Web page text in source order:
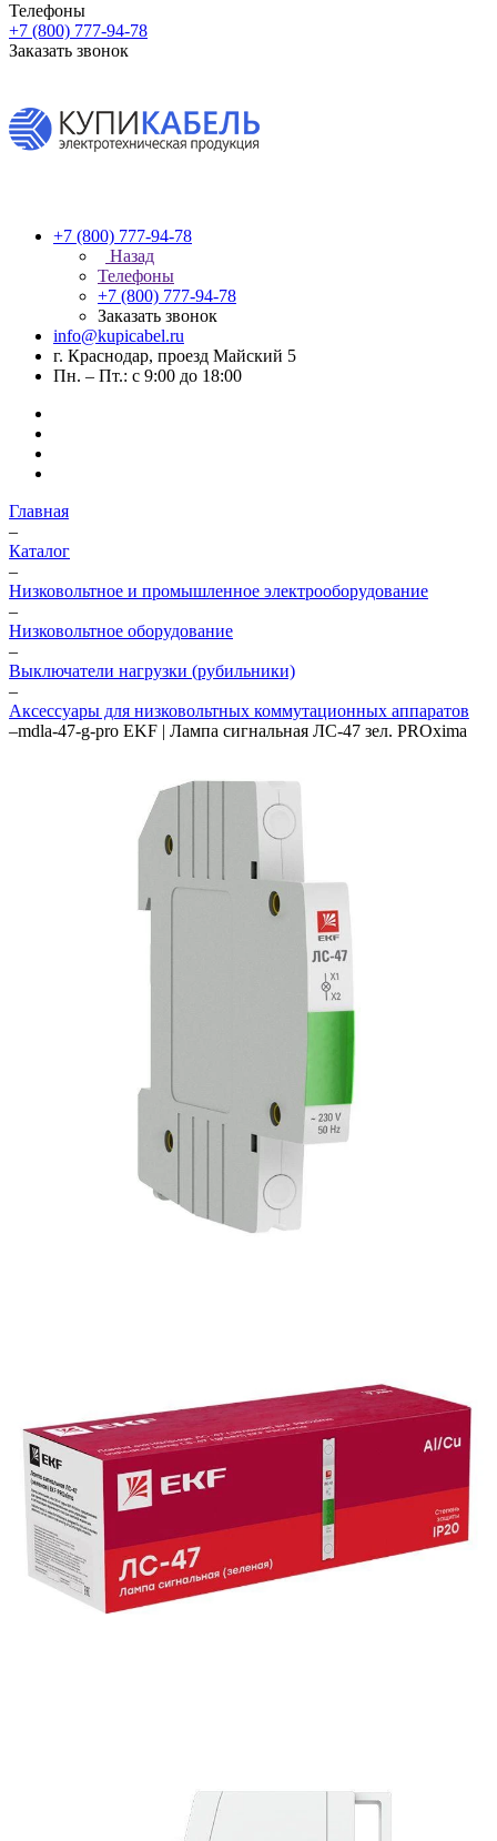
Телефоны
+7 (800) 777-94-78
Заказать звонок
+7 (800) 777-94-78
Назад
Телефоны
+7 (800) 777-94-78
Заказать звонок
info@kupicabel.ru
г. Краснодар, проезд Майский 5
Пн. – Пт.: с 9:00 до 18:00
Главная
–
Каталог
–
Низковольтное и промышленное электрооборудование
–
Низковольтное оборудование
–
Выключатели нагрузки (рубильники)
–
Аксессуары для низковольтных коммутационных аппаратов
–mdla-47-g-pro EKF | Лампа сигнальная ЛС-47 зел. PROxima